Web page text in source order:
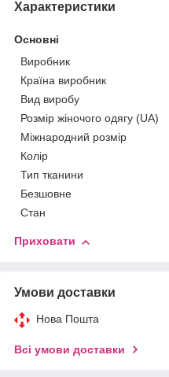
Характеристики
Основні
Виробник
Країна виробник
Вид виробу
Розмір жіночого одягу (UA)
Міжнародний розмір
Колір
Тип тканини
Безшовне
Стан
Приховати
Умови доставки
Нова Пошта
Всі умови доставки